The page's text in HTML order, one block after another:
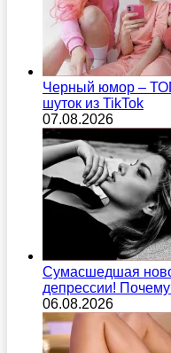
Черный юмор –
шуток из TikTok
07.08.2026
Сумасшедшая
депрессии!
06.08.2026